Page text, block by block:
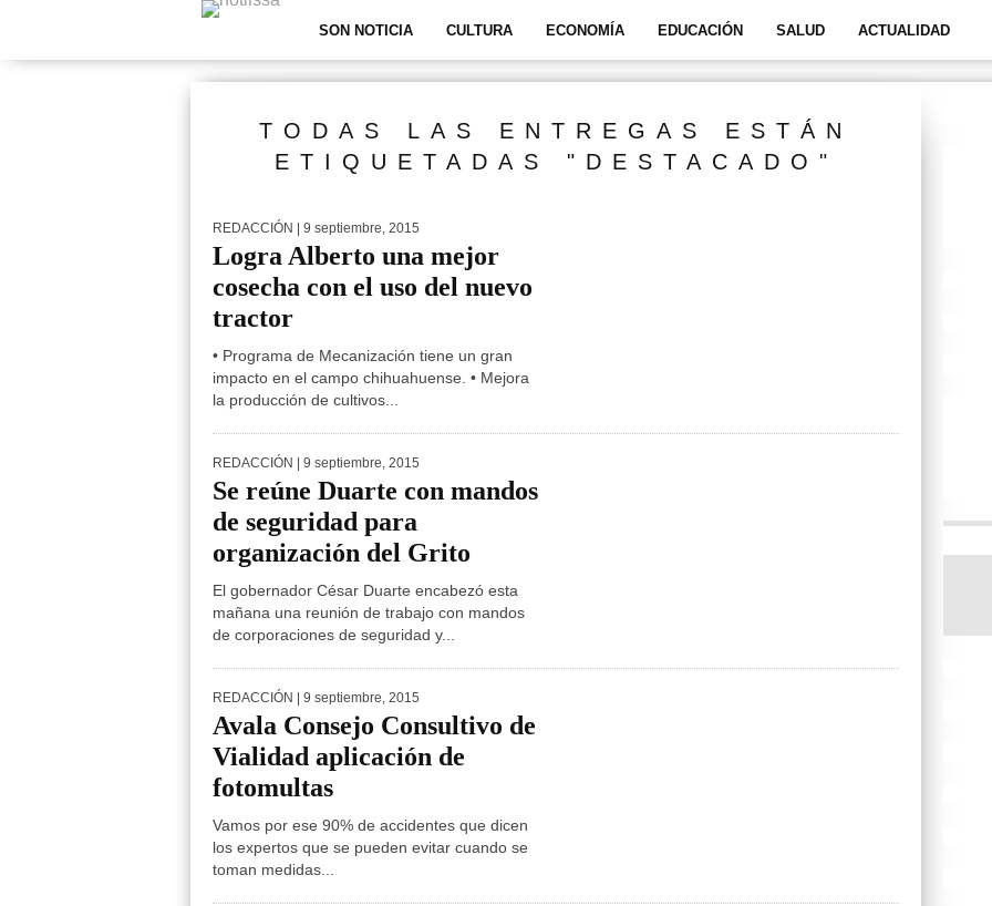
SON NOTICIA CULTURA ECONOMÍA EDUCACIÓN SALUD ACTUALIDAD
TODAS LAS ENTREGAS ESTÁN
ETIQUETADAS "DESTACADO"
REDACCIÓN | 9 septiembre, 2015
Logra Alberto una mejor
cosecha con el uso del nuevo
tractor
• Programa de Mecanización tiene un gran
impacto en el campo chihuahuense. • Mejora
la producción de cultivos...
REDACCIÓN | 9 septiembre, 2015
Se reúne Duarte con mandos
de seguridad para
organización del Grito
El gobernador César Duarte encabezó esta
mañana una reunión de trabajo con mandos
de corporaciones de seguridad y...
REDACCIÓN | 9 septiembre, 2015
Avala Consejo Consultivo de
Vialidad aplicación de
fotomultas
Vamos por ese 90% de accidentes que dicen
los expertos que se pueden evitar cuando se
toman medidas...